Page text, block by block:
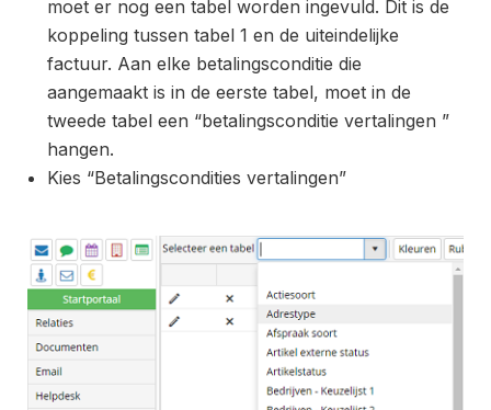
moet er nog een tabel worden ingevuld. Dit is de
koppeling tussen tabel 1 en de uiteindelijke
factuur. Aan elke betalingsconditie die
aangemaakt is in de eerste tabel, moet in de
tweede tabel een “betalingsconditie vertalingen ”
hangen.
Kies “Betalingscondities vertalingen”